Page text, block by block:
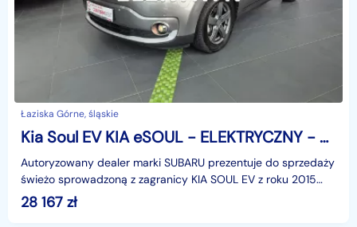
Łaziska Górne, śląskie
Kia Soul EV KIA eSOUL - ELEKTRYCZNY - GWARANCJA - BEZWYPADKOWY - 28.6kW
Autoryzowany dealer marki SUBARU prezentuje do sprzedaży
świeżo sprowadzoną z zagranicy KIA SOUL EV z roku 2015
Wersja elektryczna "ver-plug" z bardzo
28 167 zł